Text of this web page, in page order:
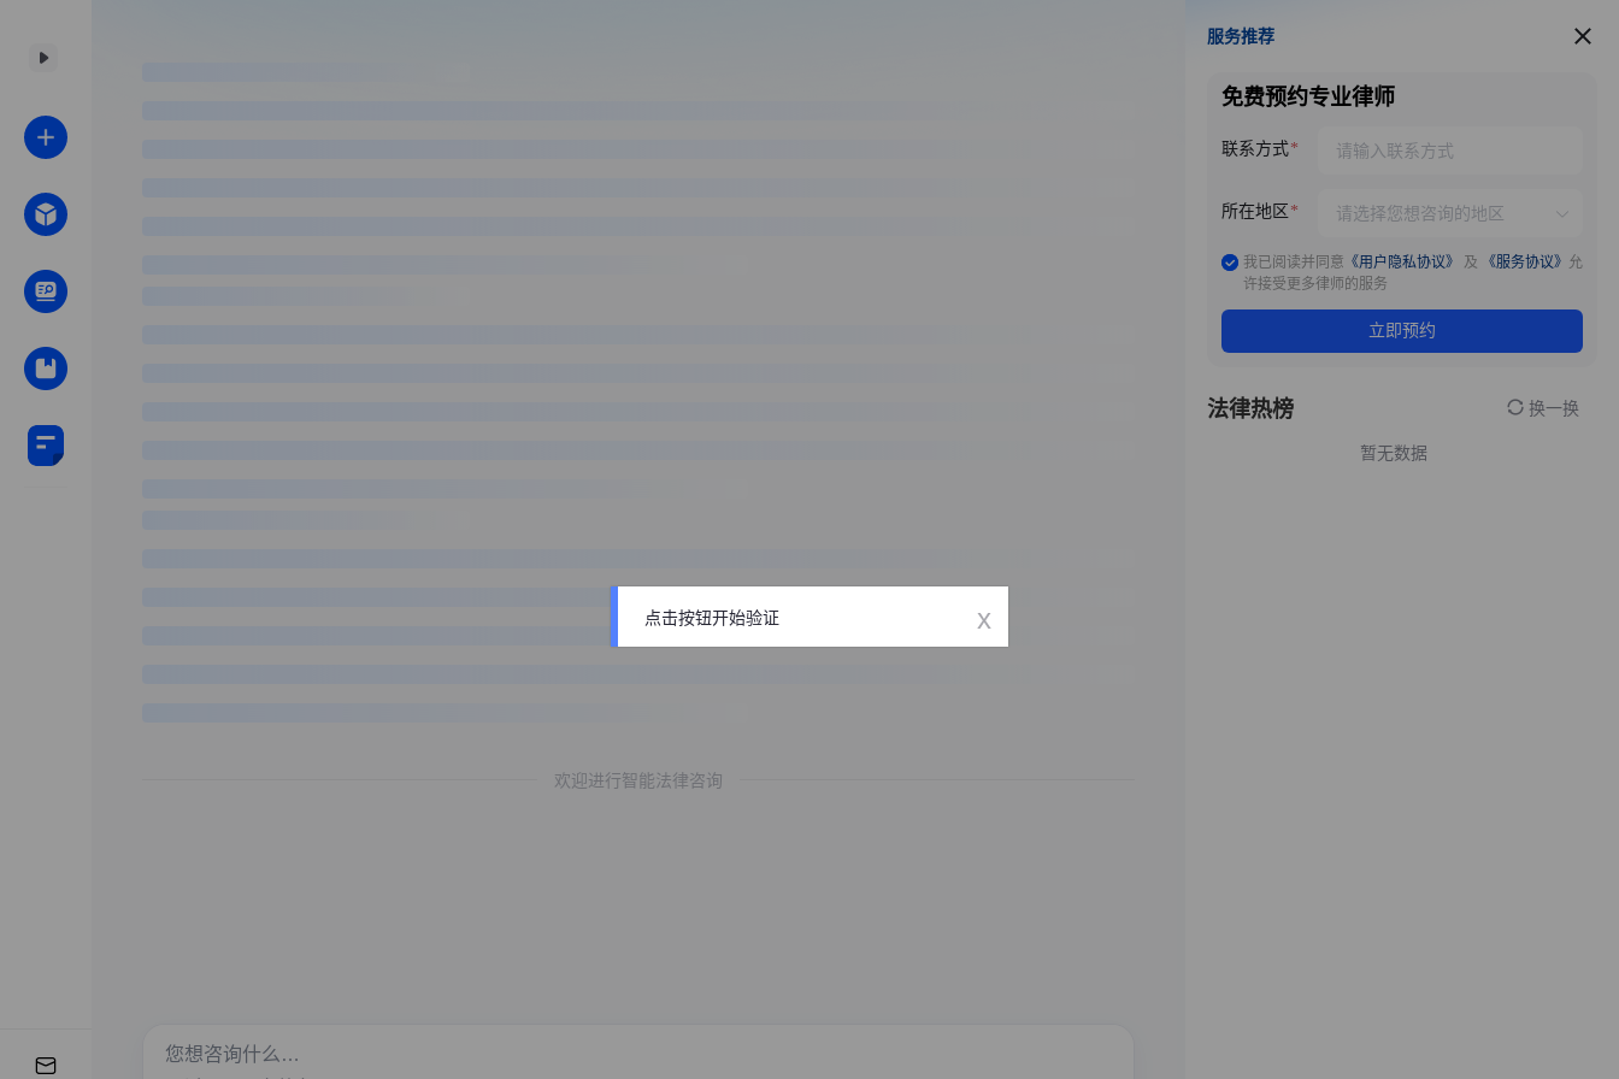
欢迎进行智能法律咨询
服务推荐
服务推荐
免费预约专业律师
联系方式
所在地区
我已阅读并同意 《用户隐私协议》 及 《服务协议》 允
许接受更多律师的服务
立即预约
法律热榜 换一换
暂无数据
点击按钮开始验证 x